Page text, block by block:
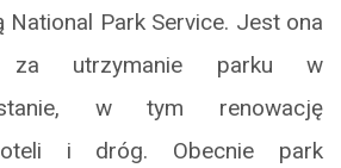
National Park Service. Jest ona
za utrzymanie parku w
w tym renowację
i dróg. Obecnie park